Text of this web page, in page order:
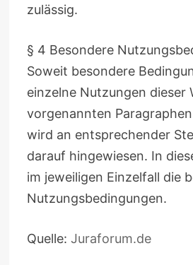
zulässig.
§ 4 Besondere
Soweit besondere
einzelne Nutzungen dieser
vorgenannten
wird an entsprechender
darauf hingewiesen. In
im jeweiligen Einzelfall die
Nutzungsbedingungen.
Quelle: Juraforum.de